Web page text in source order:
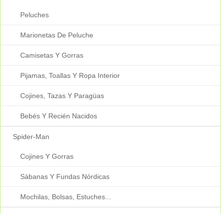
Peluches
Marionetas De Peluche
Camisetas Y Gorras
Pijamas, Toallas Y Ropa Interior
Cojines, Tazas Y Paragüas
Bebés Y Recién Nacidos
Spider-Man
Cojines Y Gorras
Sábanas Y Fundas Nórdicas
Mochilas, Bolsas, Estuches...